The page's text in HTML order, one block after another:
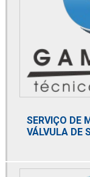
Distribuidor de
Distribuidor de
Distribuidor mga
Distribuidor norgren
Distribuidor spirax
SERVIÇO DE
VÁLVULA DE